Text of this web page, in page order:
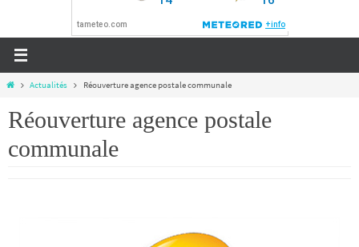
Actualités Réouverture agence postale communale
Réouverture agence postale
communale